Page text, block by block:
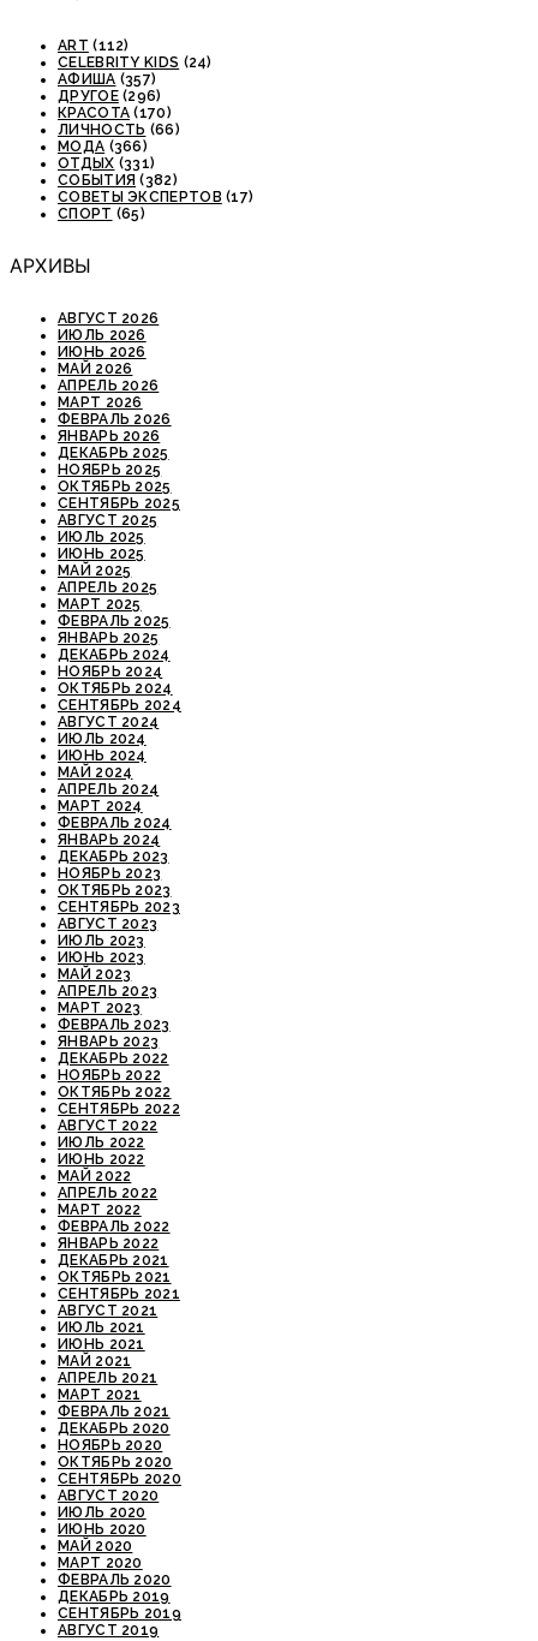
ART (112)
CELEBRITY KIDS (24)
АФИША (357)
ДРУГОЕ(296)
КРАСОТА (170)
ЛИЧНОСТЬ (66)
МОДА (366)
ОТДЫХ (331)
СОБЫТИЯ (382)
СОВЕТЫ ЭКСПЕРТОВ (17)
СПОРТ (65)
АРХИВЫ
АВГУСТ 2026
ИЮЛЬ 2026
ИЮНЬ 2026
МАЙ 2026
АПРЕЛЬ 2026
МАРТ 2026
ФЕВРАЛЬ 2026
ЯНВАРЬ 2026
ДЕКАБРЬ 2025
НОЯБРЬ 2025
ОКТЯБРЬ 2025
СЕНТЯБРЬ 2025
АВГУСТ 2025
ИЮЛЬ 2025
ИЮНЬ 2025
МАЙ 2025
АПРЕЛЬ 2025
МАРТ 2025
ФЕВРАЛЬ 2025
ЯНВАРЬ 2025
ДЕКАБРЬ 2024
НОЯБРЬ 2024
ОКТЯБРЬ 2024
СЕНТЯБРЬ 2024
АВГУСТ 2024
ИЮЛЬ 2024
ИЮНЬ 2024
МАЙ 2024
АПРЕЛЬ 2024
МАРТ 2024
ФЕВРАЛЬ 2024
ЯНВАРЬ 2024
ДЕКАБРЬ 2023
НОЯБРЬ 2023
ОКТЯБРЬ 2023
СЕНТЯБРЬ 2023
АВГУСТ 2023
ИЮЛЬ 2023
ИЮНЬ 2023
МАЙ 2023
АПРЕЛЬ 2023
МАРТ 2023
ФЕВРАЛЬ 2023
ЯНВАРЬ 2023
ДЕКАБРЬ 2022
НОЯБРЬ 2022
ОКТЯБРЬ 2022
СЕНТЯБРЬ 2022
АВГУСТ 2022
ИЮЛЬ 2022
ИЮНЬ 2022
МАЙ 2022
АПРЕЛЬ 2022
МАРТ 2022
ФЕВРАЛЬ 2022
ЯНВАРЬ 2022
ДЕКАБРЬ 2021
ОКТЯБРЬ 2021
СЕНТЯБРЬ 2021
АВГУСТ 2021
ИЮЛЬ 2021
ИЮНЬ 2021
МАЙ 2021
АПРЕЛЬ 2021
МАРТ 2021
ФЕВРАЛЬ 2021
ДЕКАБРЬ 2020
НОЯБРЬ 2020
ОКТЯБРЬ 2020
СЕНТЯБРЬ 2020
АВГУСТ 2020
ИЮЛЬ 2020
ИЮНЬ 2020
МАЙ 2020
МАРТ 2020
ФЕВРАЛЬ 2020
ДЕКАБРЬ 2019
СЕНТЯБРЬ 2019
АВГУСТ 2019